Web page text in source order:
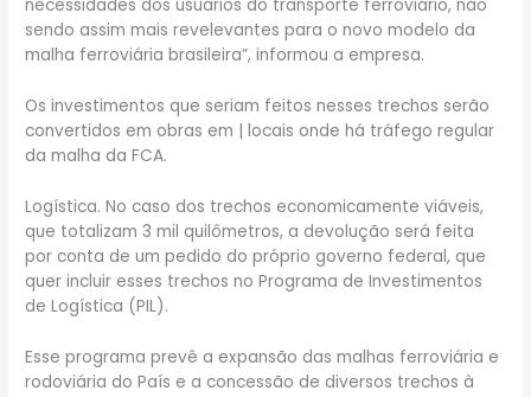
necessidades dos usuários do transporte ferroviário, não
sendo assim mais revelevantes para o novo modelo da
malha ferroviária brasileira”, informou a empresa.
Os investimentos que seriam feitos nesses trechos serão
convertidos em obras em | locais onde há tráfego regular
da malha da FCA.
Logística. No caso dos trechos economicamente viáveis,
que totalizam 3 mil quilômetros, a devolução será feita
por conta de um pedido do próprio governo federal, que
quer incluir esses trechos no Programa de Investimentos
de Logística (PIL).
Esse programa prevê a expansão das malhas ferroviária e
rodoviária do País e a concessão de diversos trechos à